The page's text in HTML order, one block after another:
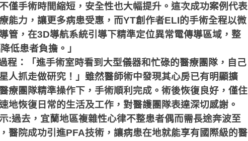
僅手術時間縮短，安全性也大幅提升。這次成功案例代表
能力，讓更多病患受惠，而YT創作者ELI的手術全程以微
管，在3D導航系統引導下精準定位異常電傳導區域，整
低患者負擔。」
程：「進手術室時看到大型儀器和忙碌的醫療團隊，自己
人抓走做研究！」雖然醫師術中發現其心房已有明顯擴
療團隊精準操作下，手術順利完成。術後恢復良好，僅住
地恢復日常的生活及工作，對醫護團隊表達深切感謝。
:過去，宜蘭地區複雜性心律不整患者偶而需長途奔波至
醫院成功引進PFA技術，讓病患在地就能享有國際級的醫